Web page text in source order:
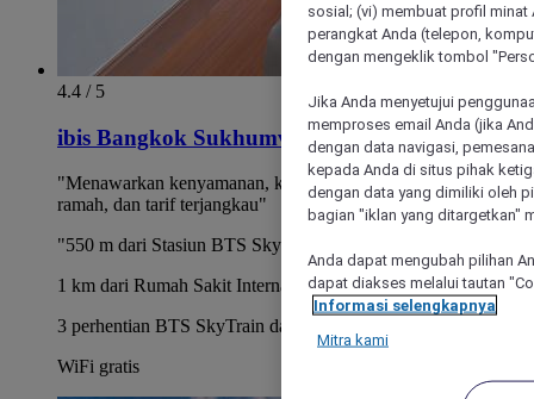
4.4 / 5
ibis Bangkok Sukhumvit 4
"Menawarkan kenyamanan, kemudahan, layanan yang
ramah, dan tarif terjangkau"
"550 m dari Stasiun BTS Skytrain Nana"
1 km dari Rumah Sakit Internasional Bumrungrad
3 perhentian BTS SkyTrain dari Siam Paragon
WiFi gratis
sosial; (vi) membuat profil
perangkat Anda (telepon,
dengan mengeklik tombol
Jika Anda menyetujui
memproses email Anda (jika
dengan data navigasi,
kepada Anda di situs pihak
dengan data yang dimiliki oleh
bagian "iklan yang ditargetkan"
Anda dapat mengubah pilihan
dapat diakses melalui tautan
Informasi selengkapnya
Mitra kami